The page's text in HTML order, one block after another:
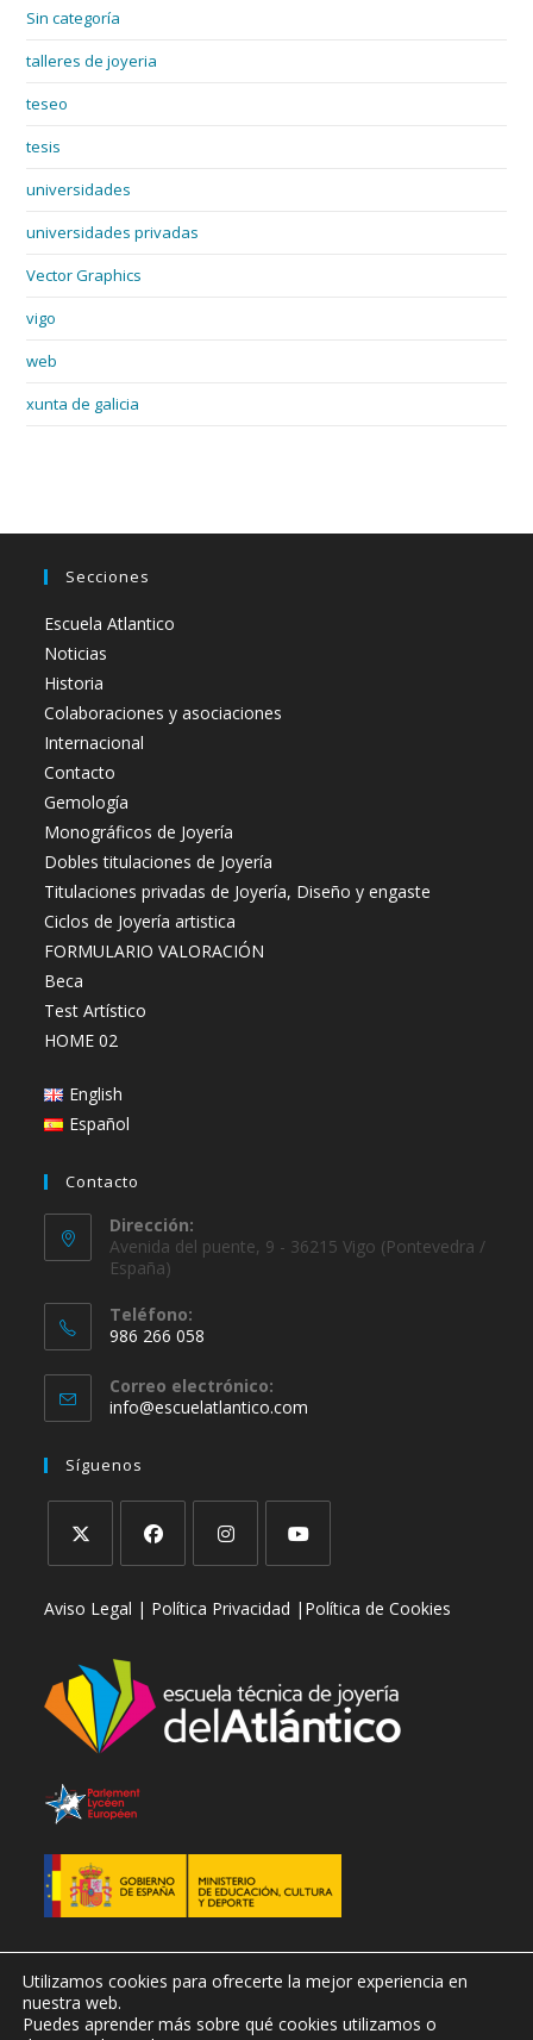
Sin categoría
talleres de joyeria
teseo
tesis
universidades
universidades privadas
Vector Graphics
vigo
web
xunta de galicia
Secciones
Escuela Atlantico
Noticias
Historia
Colaboraciones y asociaciones
Internacional
Contacto
Gemología
Monográficos de Joyería
Dobles titulaciones de Joyería
Titulaciones privadas de Joyería, Diseño y engaste
Ciclos de Joyería artistica
FORMULARIO VALORACIÓN
Beca
Test Artístico
HOME 02
English
Español
Contacto
Dirección:
Avenida del puente, 9 - 36215 Vigo (Pontevedra /
España)
Teléfono:
986 266 058
abre
en
Correo electrónico:
info@escuelatlantico.com
Síguenos
abre
nueva
pestaña
abre
una
nueva
pestaña
abre
nueva
pestaña
abre
nueva
pestaña
Aviso Legal | Política Privacidad | Política de Cookies
Utilizamos cookies para ofrecerte la mejor experiencia en
nuestra web.
Puedes aprender más sobre qué cookies utilizamos o